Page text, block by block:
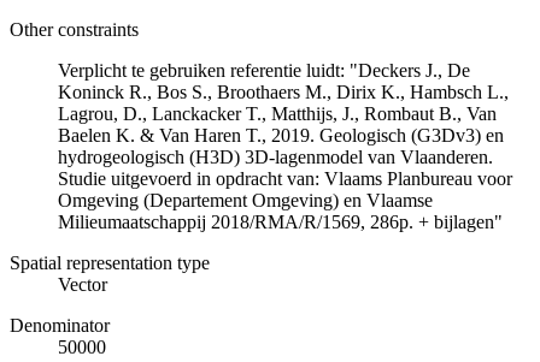
Other constraints
Verplicht te gebruiken referentie luidt: "Deckers J., De
Koninck R., Bos S., Broothaers M., Dirix K., Hambsch L.,
Lagrou, D., Lanckacker T., Matthijs, J., Rombaut B., Van
Baelen K. & Van Haren T., 2019. Geologisch (G3Dv3) en
hydrogeologisch (H3D) 3D-lagenmodel van Vlaanderen.
Studie uitgevoerd in opdracht van: Vlaams Planbureau voor
Omgeving (Departement Omgeving) en Vlaamse
Milieumaatschappij 2018/RMA/R/1569, 286p. + bijlagen"
Spatial representation type
Vector
Denominator
50000